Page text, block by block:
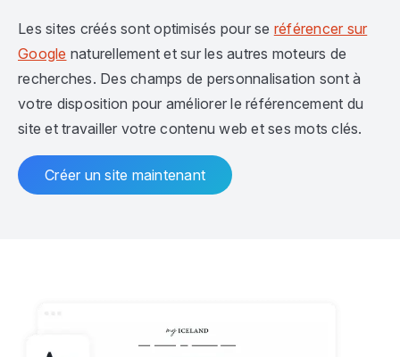
Les sites créés sont optimisés pour se référencer sur
Google naturellement et sur les autres moteurs de
recherches. Des champs de personnalisation sont à
votre disposition pour améliorer le référencement du
site et travailler votre contenu web et ses mots clés.
Créer un site maintenant